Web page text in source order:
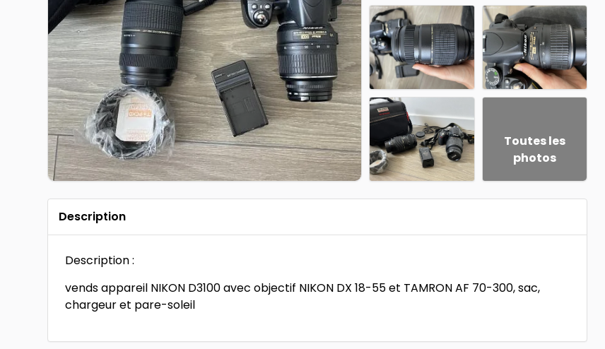
Toutes les
photos
Description
Description :
vends appareil NIKON D3100 avec objectif NIKON DX 18-55 et TAMRON AF 70-300, sac,
chargeur et pare-soleil